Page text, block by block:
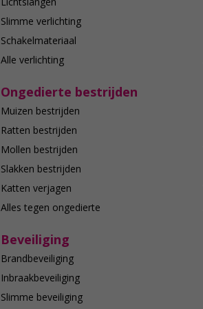
Slimme verlichting
Schakelmateriaal
Alle verlichting
Ongedierte bestrijden
Muizen bestrijden
Ratten bestrijden
Mollen bestrijden
Slakken bestrijden
Katten verjagen
Alles tegen ongedierte
Beveiliging
Brandbeveiliging
Inbraakbeveiliging
Slimme beveiliging